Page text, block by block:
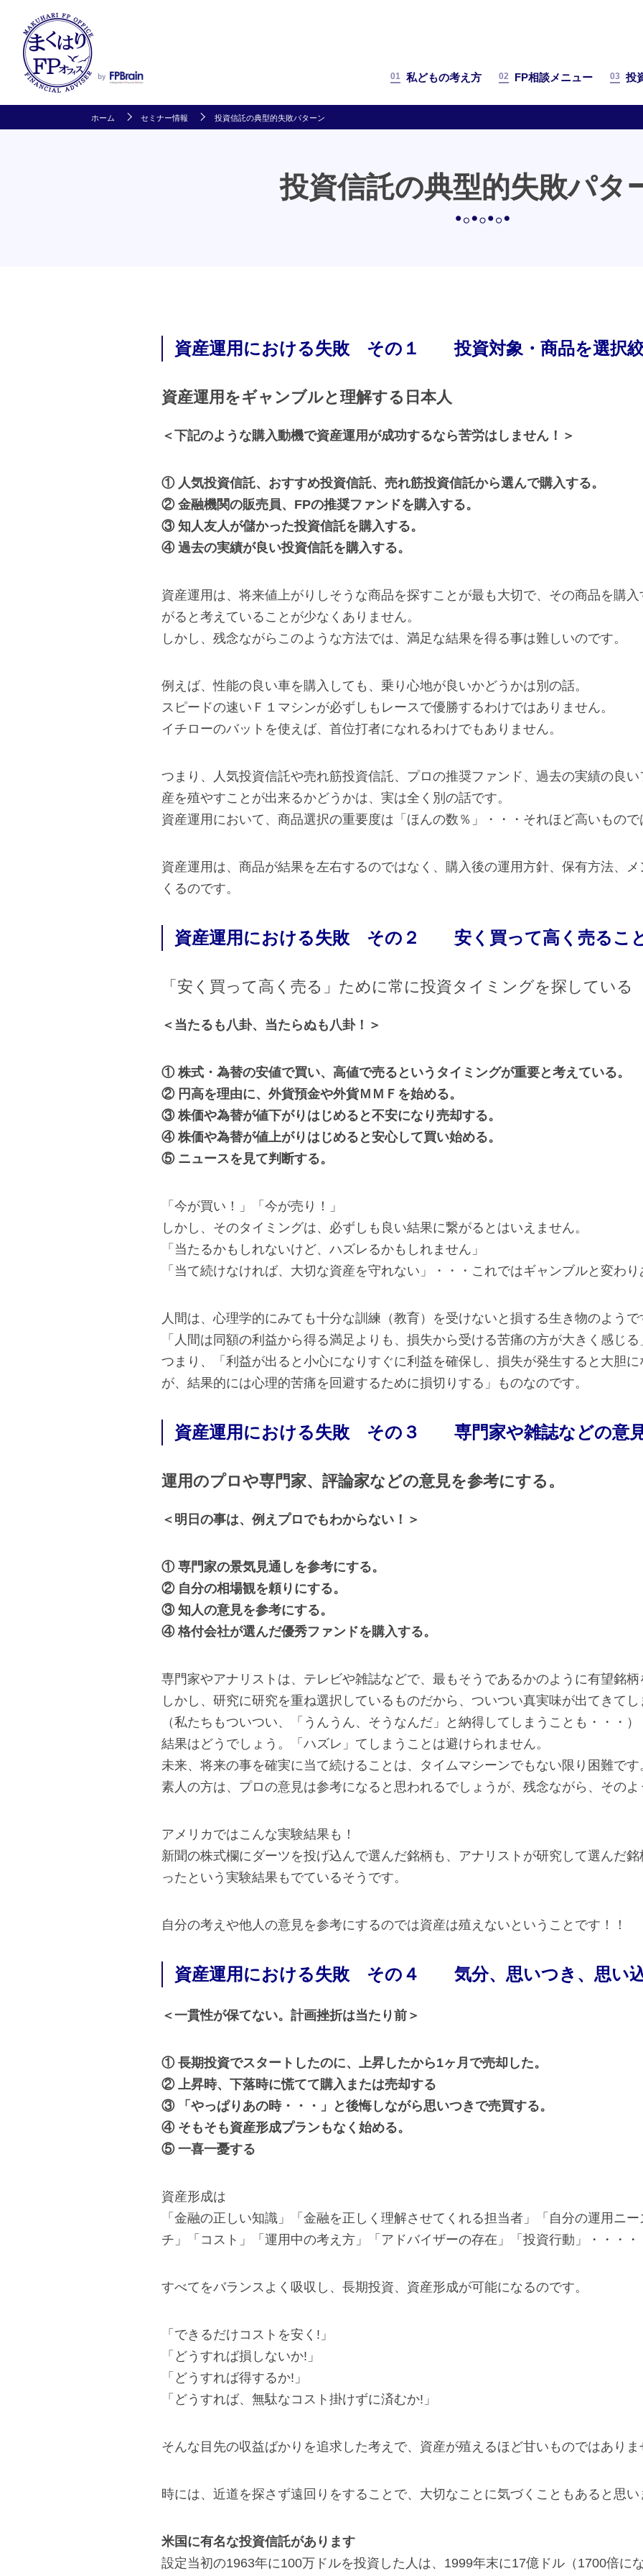
01 私どもの考え方 02 FP相談メニュー 03 投
投資信託の典型的失敗パタ
ホーム セミナー情報 投資信託の典型的失敗パターン
資産運用における失敗 その１ 投資対象・商品を選択
資産運用をギャンブルと理解する日本人
＜下記のような購入動機で資産運用が成功するなら苦労はしません！＞
① 人気投資信託、おすすめ投資信託、売れ筋投資信託から選んで購入する。
② 金融機関の販売員、FPの推奨ファンドを購入する。
③ 知人友人が儲かった投資信託を購入する。
④ 過去の実績が良い投資信託を購入する。
資産運用は、将来値上がりしそうな商品を探すことが最も大切で、その商品を購
がると考えていることが少なくありません。
しかし、残念ながらこのような方法では、満足な結果を得る事は難しいのです。
例えば、性能の良い車を購入しても、乗り心地が良いかどうかは別の話。
スピードの速いＦ１マシンが必ずしもレースで優勝するわけではありません。
イチローのバットを使えば、首位打者になれるわけでもありません。
つまり、人気投資信託や売れ筋投資信託、プロの推奨ファンド、過去の実績の良
産を殖やすことが出来るかどうかは、実は全く別の話です。
資産運用において、商品選択の重要度は「ほんの数％」・・・それほど高いもので
資産運用は、商品が結果を左右するのではなく、購入後の運用方針、保有方法、
くるのです。
資産運用における失敗 その２ 安く買って高く売るこ
「安く買って高く売る」ために常に投資タイミングを探している
＜当たるも八卦、当たらぬも八卦！＞
① 株式・為替の安値で買い、高値で売るというタイミングが重要と考えている。
② 円高を理由に、外貨預金や外貨ＭＭＦを始める。
③ 株価や為替が値下がりはじめると不安になり売却する。
④ 株価や為替が値上がりはじめると安心して買い始める。
⑤ ニュースを見て判断する。
「今が買い！」「今が売り！」
しかし、そのタイミングは、必ずしも良い結果に繋がるとはいえません。
「当たるかもしれないけど、ハズレるかもしれません」
「当て続けなければ、大切な資産を守れない」・・・これではギャンブルと変わり
人間は、心理学的にみても十分な訓練（教育）を受けないと損する生き物のようで
「人間は同額の利益から得る満足よりも、損失から受ける苦痛の方が大きく感じる
つまり、「利益が出ると小心になりすぐに利益を確保し、損失が発生すると大胆に
が、結果的には心理的苦痛を回避するために損切りする」ものなのです。
資産運用における失敗 その３ 専門家や雑誌などの意
運用のプロや専門家、評論家などの意見を参考にする。
＜明日の事は、例えプロでもわからない！＞
① 専門家の景気見通しを参考にする。
② 自分の相場観を頼りにする。
③ 知人の意見を参考にする。
④ 格付会社が選んだ優秀ファンドを購入する。
専門家やアナリストは、テレビや雑誌などで、最もそうであるかのように有望銘柄
しかし、研究に研究を重ね選択しているものだから、ついつい真実味が出てきてし
（私たちもついつい、「うんうん、そうなんだ」と納得してしまうことも・・・）
結果はどうでしょう。「ハズレ」てしまうことは避けられません。
未来、将来の事を確実に当て続けることは、タイムマシーンでもない限り困難です
素人の方は、プロの意見は参考になると思われるでしょうが、残念ながら、そのよ
アメリカではこんな実験結果も！
新聞の株式欄にダーツを投げ込んで選んだ銘柄も、アナリストが研究して選んだ
ったという実験結果もでているそうです。
自分の考えや他人の意見を参考にするのでは資産は殖えないということです！！
資産運用における失敗 その４ 気分、思いつき、思い込
＜一貫性が保てない。計画挫折は当たり前＞
① 長期投資でスタートしたのに、上昇したから1ヶ月で売却した。
② 上昇時、下落時に慌てて購入または売却する
③ 「やっぱりあの時・・・」と後悔しながら思いつきで売買する。
④ そもそも資産形成プランもなく始める。
⑤ 一喜一憂する
資産形成は
「金融の正しい知識」「金融を正しく理解させてくれる担当者」「自分の運用ニ
チ」「コスト」「運用中の考え方」「アドバイザーの存在」「投資行動」・・・・
すべてをバランスよく吸収し、長期投資、資産形成が可能になるのです。
「できるだけコストを安く!」
「どうすれば損しないか!」
「どうすれば得するか!」
「どうすれば、無駄なコスト掛けずに済むか!」
そんな目先の収益ばかりを追求した考えで、資産が殖えるほど甘いものではありま
時には、近道を探さず遠回りをすることで、大切なことに気づくこともあると思い
米国に有名な投資信託があります
設定当初の1963年に100万ドルを投資した人は、1999年末に17億ドル（1700倍に